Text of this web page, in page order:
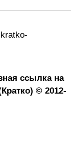
ссылка на
© 2012-